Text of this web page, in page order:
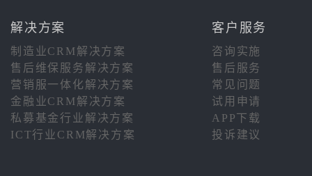
解决方案 客户服务
制造业CRM解决方案
咨询实施
售后维保服务解决方案
售后服务
营销服一体化解决方案
常见问题
金融业CRM解决方案
试用申请
私募基金行业解决方案
APP下载
ICT行业CRM解决方案
投诉建议